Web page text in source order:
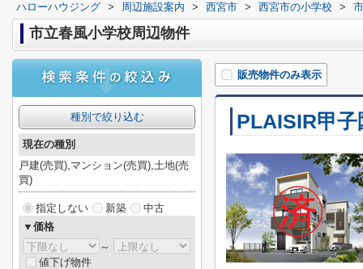
ハローハウジング > 周辺施設案内 > 西宮市 > 西宮市の小学校 >
市立春風小学校周辺物件
販売物件のみ表示
PLAISIR甲
種別で絞り込む
現在の種別
戸建(売買),マンション(売買),土地(売
買)
指定しない 新築
中古
▼価格
～
値下げ物件